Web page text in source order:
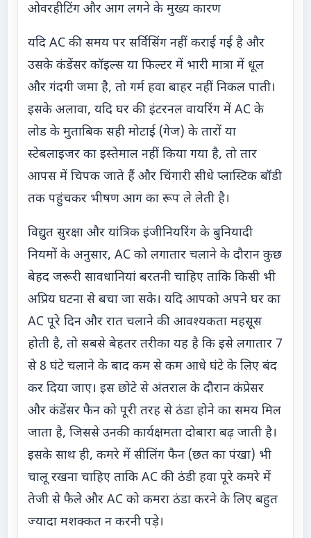
ओवरहीटिंग और आग लगने के मुख्य कारण
यदि AC की समय पर सर्विसिंग नहीं कराई गई है और
उसके कंडेंसर कॉइल्स या फिल्टर में भारी मात्रा में धूल
और गंदगी जमा है, तो गर्म हवा बाहर नहीं निकल पाती।
इसके अलावा, यदि घर की इंटरनल वायरिंग में AC के
लोड के मुताबिक सही मोटाई (गेज) के तारों या
स्टेबलाइजर का इस्तेमाल नहीं किया गया है, तो तार
आपस में चिपक जाते हैं और चिंगारी सीधे प्लास्टिक बॉडी
तक पहुंचकर भीषण आग का रूप ले लेती है।
विद्युत सुरक्षा और यांत्रिक इंजीनियरिंग के बुनियादी
नियमों के अनुसार, AC को लगातार चलाने के दौरान कुछ
बेहद जरूरी सावधानियां बरतनी चाहिए ताकि किसी भी
अप्रिय घटना से बचा जा सके। यदि आपको अपने घर का
AC पूरे दिन और रात चलाने की आवश्यकता महसूस
होती है, तो सबसे बेहतर तरीका यह है कि इसे लगातार 7
से 8 घंटे चलाने के बाद कम से कम आधे घंटे के लिए बंद
कर दिया जाए। इस छोटे से अंतराल के दौरान कंप्रेसर
और कंडेंसर फैन को पूरी तरह से ठंडा होने का समय मिल
जाता है, जिससे उनकी कार्यक्षमता दोबारा बढ़ जाती है।
इसके साथ ही, कमरे में सीलिंग फैन (छत का पंखा) भी
चालू रखना चाहिए ताकि AC की ठंडी हवा पूरे कमरे में
तेजी से फैले और AC को कमरा ठंडा करने के लिए बहुत
ज्यादा मशक्कत न करनी पड़े।